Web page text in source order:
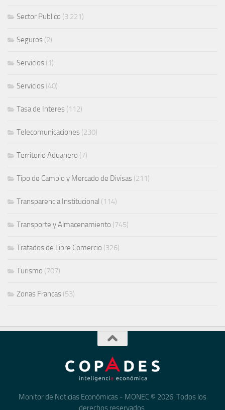
Sector Publico (3.221)
Seguros (2)
Servicios (1)
Servicios (40)
Tasa de Interes (112)
Telecomunicaciones (230)
Territorio Aduanero (7)
Tipo de Cambio y Mercado de Divisas (211)
Transparencia Institucional (114)
Transporte y Almacenamiento (745)
Tratados de Libre Comercio (326)
Turismo (707)
Zonas Francas (53)
Monitor de Noticias Económicas - MONEC © 2026. Todos los
derechos reservados.